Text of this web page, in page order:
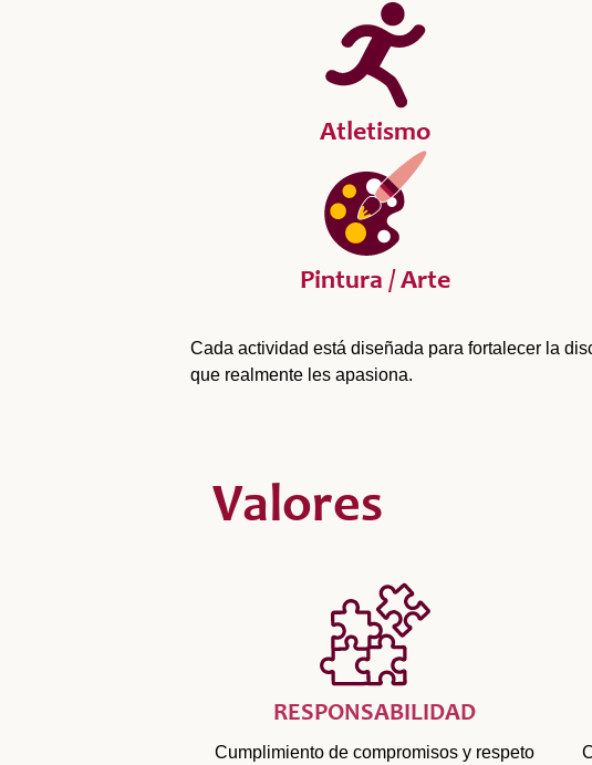
Atletismo
Pintura / Arte
Cada actividad está diseñada para fortalecer la
que realmente les apasiona.
Valores
RESPONSABILIDAD
Cumplimiento de compromisos y respeto